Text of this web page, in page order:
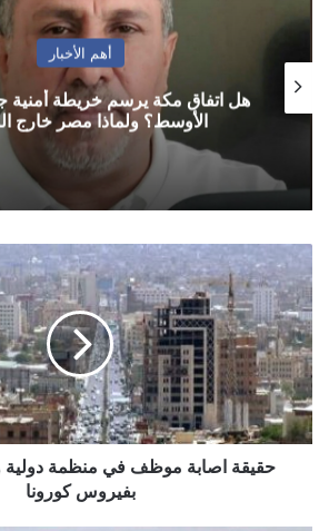
أهم الأخبار
هل اتفاق مكة يرسم خريطة أمنية
الأوسط؟ ولماذا مصر خارج
حقيقة
اصابة
موظف
في
منظمة
دولية
وصل
إلى
صنعاء
بفيروسحقيقة اصابة موظف في منظمة
بفيروس كورونا